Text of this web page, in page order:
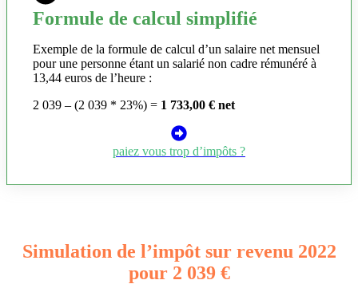
Formule de calcul simplifié
Exemple de la formule de calcul d’un salaire net mensuel
pour une personne étant un salarié non cadre rémunéré à
13,44 euros de l’heure :
2 039 – (2 039 * 23%) = 1 733,00 € net
paiez vous trop d’impôts ?
Simulation de l’impôt sur revenu 2022
pour 2 039 €